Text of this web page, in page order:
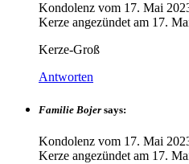
Kondolenz vom 17. Mai
Kerze angezündet am 17.
Kerze-Groß
Antworten
Familie Bojer says:
Kondolenz vom 17. Mai
Kerze angezündet am 17.